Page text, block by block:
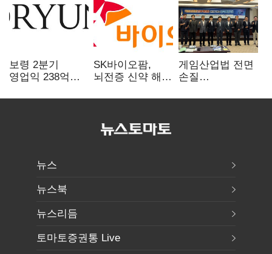
보령 2분기
영업익 238억…
SK바이오팜,
뇌전증 신약 해외
차세대 신약 개발
게임산업법 전면
손질
규제 걷고
뉴스
뉴스북
뉴스리듬
토마토증권통 Live